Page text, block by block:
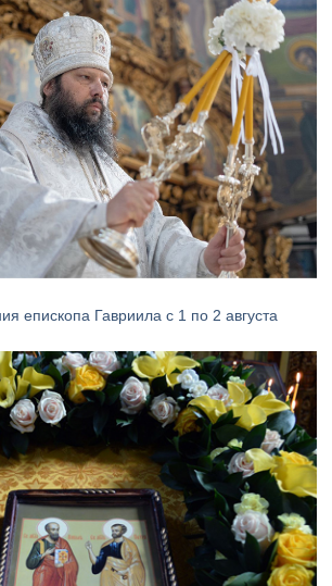
епископа Гавриила с 1 по 2 августа